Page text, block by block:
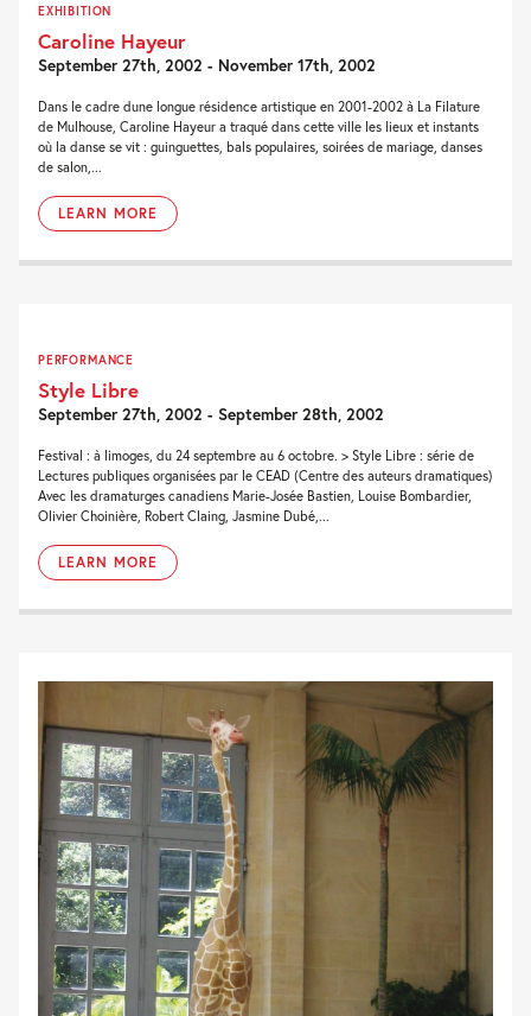
EXHIBITION
Caroline Hayeur
September 27th, 2002 - November 17th, 2002
Dans le cadre dune longue résidence artistique en 2001-2002 à La Filature
de Mulhouse, Caroline Hayeur a traqué dans cette ville les lieux et instants
où la danse se vit : guinguettes, bals populaires, soirées de mariage, danses
de salon,...
LEARN MORE
PERFORMANCE
Style Libre
September 27th, 2002 - September 28th, 2002
Festival : à limoges, du 24 septembre au 6 octobre. > Style Libre : série de
Lectures publiques organisées par le CEAD (Centre des auteurs dramatiques)
Avec les dramaturges canadiens Marie-Josée Bastien, Louise Bombardier,
Olivier Choinière, Robert Claing, Jasmine Dubé,...
LEARN MORE